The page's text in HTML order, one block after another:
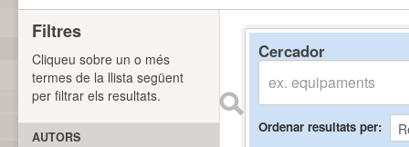
Cercador
Ordenar resultats per
Filtres
Cliqueu sobre un o més
termes de la llista següent
per filtrar els resultats.
AUTORS